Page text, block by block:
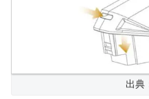
出典